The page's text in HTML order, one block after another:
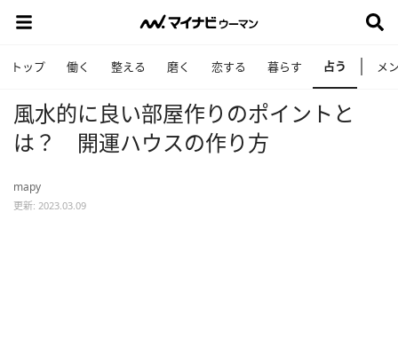
トップ 働く 整える 磨く 恋する 暮らす 占う メ
風水的に良い部屋作りのポイントと
は？ 開運ハウスの作り方
mapy
更新: 2023.03.09